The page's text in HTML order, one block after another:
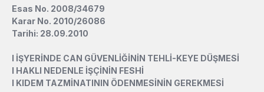
Esas No. 2008/34679
Karar No. 2010/26086
Tarihi: 28.09.2010
l İŞYERİNDE CAN GÜVENLİĞİNİN TEHLİ-KEYE DÜŞMESİ
l HAKLI NEDENLE İŞÇİNİN FESHİ
l KIDEM TAZMİNATININ ÖDENMESİNİN GEREKMESİ